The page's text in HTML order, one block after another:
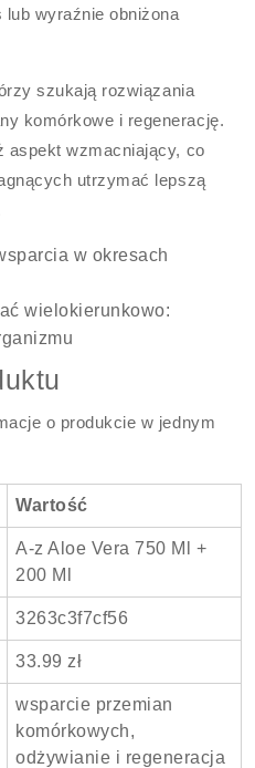
wyraźnie obniżona
szukają rozwiązania
komórkowe i regenerację.
aspekt wzmacniający, co
utrzymać lepszą
w okresach
wielokierunkowo:
o produkcie w jednym
Wartość
A-z Aloe Vera 750 Ml +
200 Ml
3263c3f7cf56
33.99 zł
wsparcie przemian
komórkowych,
odżywianie i regeneracja